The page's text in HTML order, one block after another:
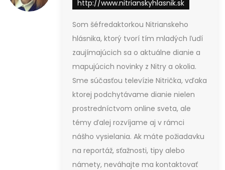
http://www.nitrianskyhlasnik.sk
Som šéfredaktorkou Nitrianskeho
hlásnika, ktorý tvorí tím mladých ľudí
zaujímajúcich sa o aktuálne dianie a
mapujúcich novinky z Nitry a okolia.
Sme súčasťou televízie Nitrička, vďaka
ktorej podchytávame dianie nielen
prostredníctvom online sveta, ale
témy ďalej rozvíjame aj v rámci
nášho vysielania. Ak máte požiadavku
na reportáž, sťažnosti, tipy alebo
námety, neváhajte ma kontaktovať